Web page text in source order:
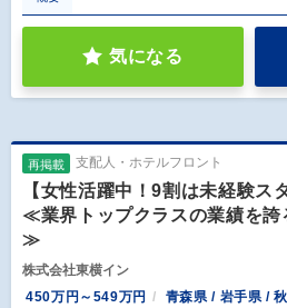
気になる
再掲載 支配人・ホテルフロント
【女性活躍中！9割は未経験ス
≪業界トップクラスの業績を誇
≫
株式会社東横イン
450万円～549万円
青森県 / 岩手県 /